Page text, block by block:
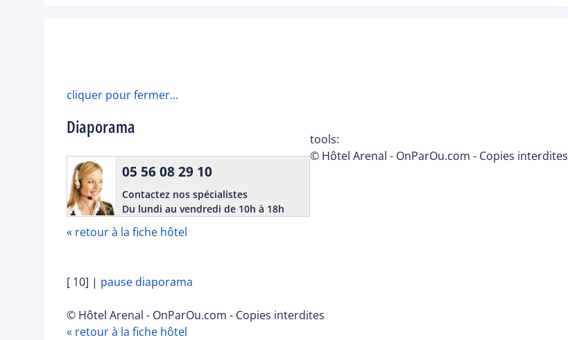
cliquer pour fermer...
Diaporama
05 56 08 29 10
Contactez nos spécialistes
Du lundi au vendredi de 10h à 18h
tools:
© Hôtel Arenal - OnParOu.com - Copies interdites
« retour à la fiche hôtel
[ 10] | pause diaporama
© Hôtel Arenal - OnParOu.com - Copies interdites
« retour à la fiche hôtel